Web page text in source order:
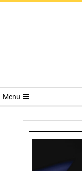
Menu